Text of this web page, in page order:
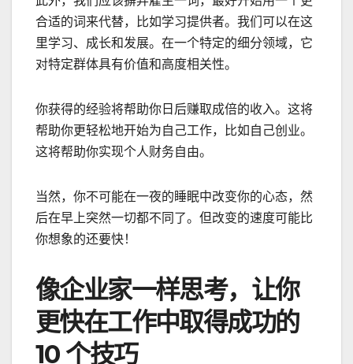
合适的词来代替，比如学习提供者。我们可以在这
里学习、成长和发展。在一个特定的细分领域，它
对特定群体具有价值和高度相关性。
你获得的经验将帮助你日后赚取成倍的收入。这将
帮助你更轻松地开始为自己工作，比如自己创业。
这将帮助你实现个人财务自由。
当然，你不可能在一夜的睡眠中改变你的心态，然
后在早上突然一切都不同了。但改变的速度可能比
你想象的还要快！
像企业家一样思考，让你
更快在工作中取得成功的
10 个技巧